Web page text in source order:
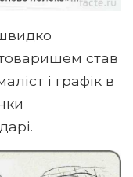
товаришем став
і графік в